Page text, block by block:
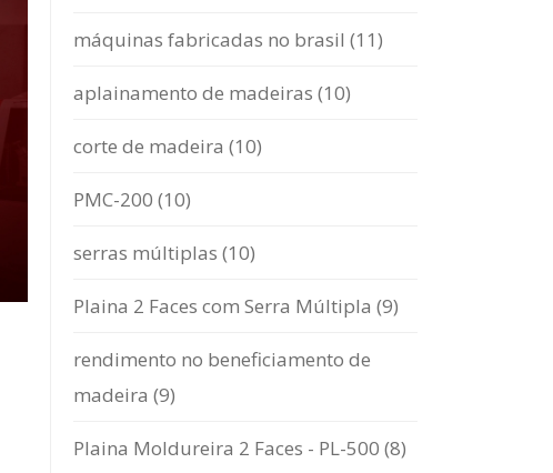
máquinas fabricadas no brasil (11)
aplainamento de madeiras (10)
corte de madeira (10)
PMC-200 (10)
serras múltiplas (10)
Plaina 2 Faces com Serra Múltipla (9)
rendimento no beneficiamento de
madeira (9)
Plaina Moldureira 2 Faces - PL-500 (8)